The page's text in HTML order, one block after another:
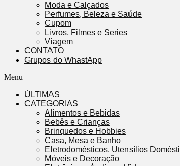
Moda e Calçados
Perfumes, Beleza e Saúde
Cupom
Livros, Filmes e Series
Viagem
CONTATO
Grupos do WhastApp
Menu
ÚLTIMAS
CATEGORIAS
Alimentos e Bebidas
Bebês e Crianças
Brinquedos e Hobbies
Casa, Mesa e Banho
Eletrodomésticos, Utensílios
Móveis e Decoração